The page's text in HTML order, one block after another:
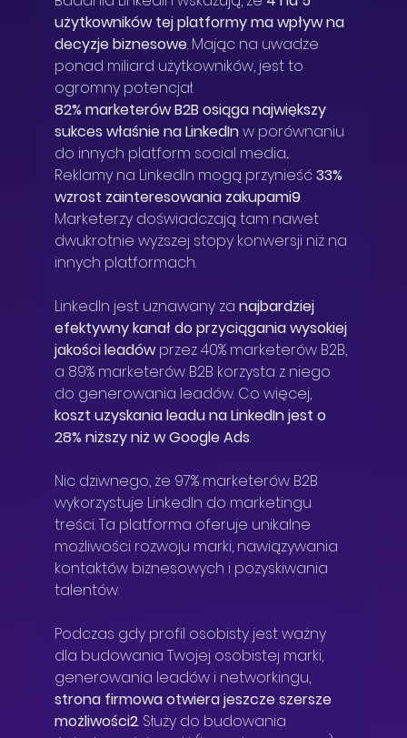
użytkowników tej platformy ma wpływ na
decyzje biznesowe. Mając na uwadze
ponad miliard użytkowników, jest to
ogromny potencjał.
82% marketerów B2B osiąga największy
sukces właśnie na LinkedIn w porównaniu
do innych platform social media.
Reklamy na LinkedIn mogą przynieść 33%
wzrost zainteresowania zakupami9.
Marketerzy doświadczają tam nawet
dwukrotnie wyższej stopy konwersji niż na
innych platformach.
LinkedIn jest uznawany za najbardziej
efektywny kanał do przyciągania wysokiej
jakości leadów przez 40% marketerów B2B,
a 89% marketerów B2B korzysta z niego
do generowania leadów. Co więcej,
koszt uzyskania leadu na LinkedIn jest o
28% niższy niż w Google Ads.
Nic dziwnego, że 97% marketerów B2B
wykorzystuje LinkedIn do marketingu
treści. Ta platforma oferuje unikalne
możliwości rozwoju marki, nawiązywania
kontaktów biznesowych i pozyskiwania
talentów.
Podczas gdy profil osobisty jest ważny
dla budowania Twojej osobistej marki,
generowania leadów i networkingu,
strona firmowa otwiera jeszcze szersze
możliwości2. Służy do budowania